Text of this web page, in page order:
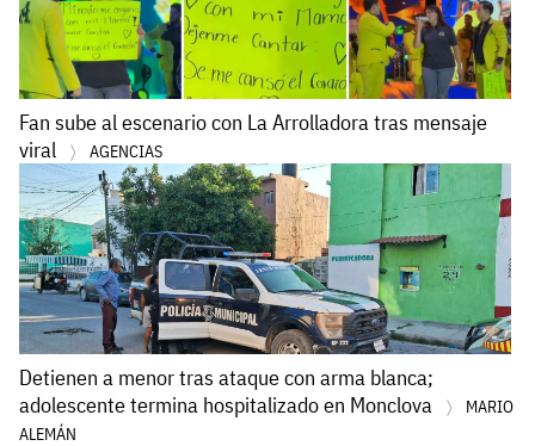
Fan sube al escenario con La Arrolladora tras mensaje
viral
AGENCIAS
Detienen a menor tras ataque con arma blanca;
adolescente termina hospitalizado en Monclova
MARIO
ALEMÁN